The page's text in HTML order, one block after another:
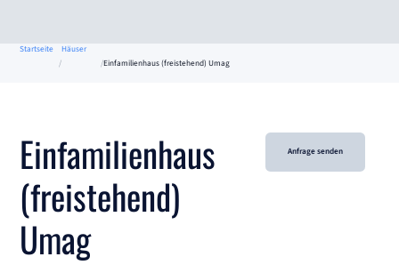
Startseite
Häuser
Einfamilienhaus (freistehend) Umag
Einfamilienhaus
(freistehend)
Umag
Anfrage senden